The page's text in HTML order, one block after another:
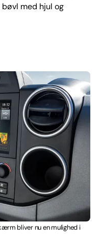
med hjul og
bliver nu en mulighed i